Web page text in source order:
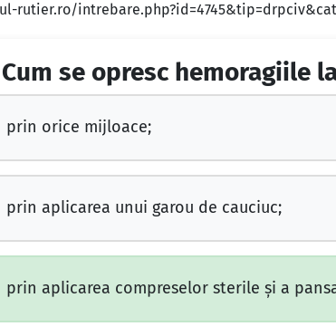
rutier.ro/
Cum se opresc hemoragiile
prin orice mijloace;
prin aplicarea unui garou de cauciuc;
prin aplicarea compreselor sterile și a